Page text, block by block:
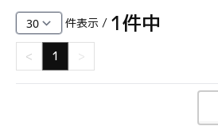
K・KC
断熱・ライト・ラック
FD・FE
件表示 / 1件中
< 1 >